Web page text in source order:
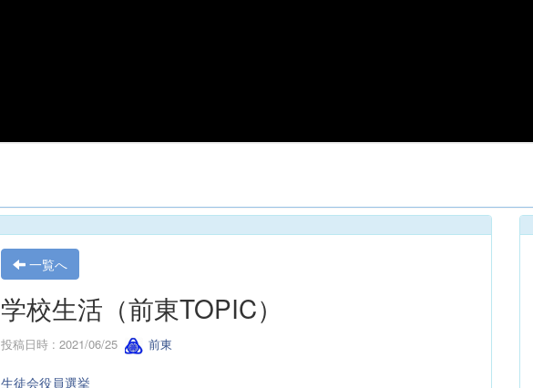
一覧へ
学校生活（前東TOPIC）
投稿日時 : 2021/06/25 前東
生徒会役員選挙